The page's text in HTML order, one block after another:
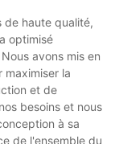
de haute qualité,
optimisé
avons mis en
maximiser la
et de
besoins et nous
à sa
de l'ensemble du